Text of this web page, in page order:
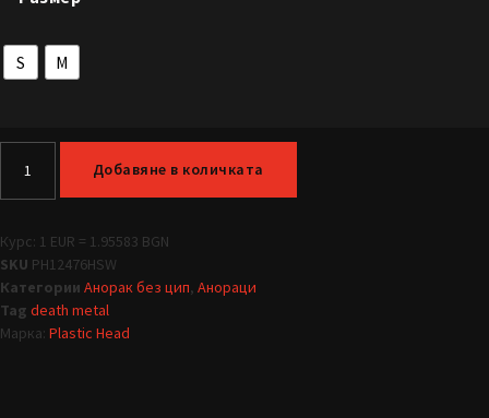
S M
Добавяне в количката
Курс: 1 EUR = 1.95583 BGN
SKU PH12476HSW
Категории Анорак без цип, Анораци
Tag death metal
Марка: Plastic Head